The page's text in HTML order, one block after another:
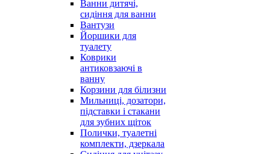
Ванни дитячі,
сидіння для ванни
Вантузи
Йоршики для
туалету
Коврики
антиковзаючі в
ванну
Корзини для білизни
Мильниці, дозатори,
підставки і стакани
для зубних щіток
Полички, туалетні
комплекти, дзеркала